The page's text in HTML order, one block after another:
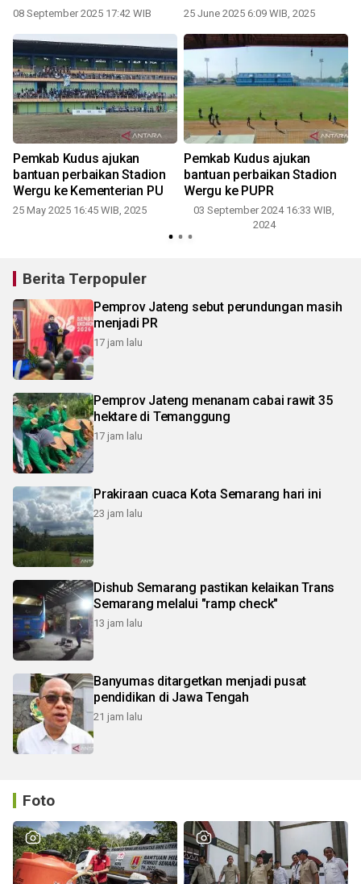
08 September 2025 17:42 WIB 25 June 2025 6:09 WIB, 2025
Pemkab Kudus ajukan
bantuan perbaikan Stadion
Wergu ke Kementerian PU
25 May 2025 16:45 WIB, 2025
Pemkab Kudus ajukan
bantuan perbaikan Stadion
Wergu ke PUPR
03 September 2024 16:33 WIB,
2024
Berita Terpopuler
Pemprov Jateng sebut perundungan masih
menjadi PR
17 jam lalu
Pemprov Jateng menanam cabai rawit 35
hektare di Temanggung
17 jam lalu
Prakiraan cuaca Kota Semarang hari ini
23 jam lalu
Dishub Semarang pastikan kelaikan Trans
Semarang melalui "ramp check"
13 jam lalu
Banyumas ditargetkan menjadi pusat
pendidikan di Jawa Tengah
21 jam lalu
Foto